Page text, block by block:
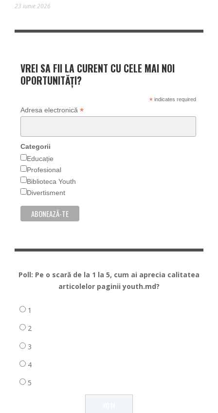
23 iunie 2026
VREI SA FII LA CURENT CU CELE MAI NOI
OPORTUNITĂȚI?
*indicates required
Adresa electronică *
Categorii
Educație
Profesional
Biblioteca Youth
Divertisment
Poll: Pe o scară de la 1 la 5, cum ai aprecia calitatea
articolelor paginii youth.md?
1
2
3
4
5